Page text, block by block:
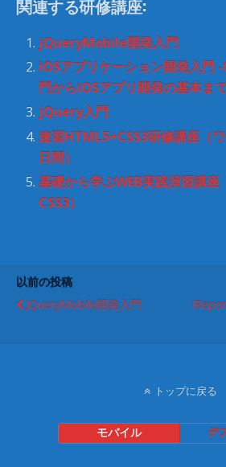
い
ウ
ン
ド
ウ
で
開
き
す
)
し
て
だ
さ
い
(
新
し
ウ
ィ
ン
ド
開
き
関連する研修講座:
jQueryMobile開発入門
iOSアプリケーション開発入
門からiOSアプリ開発の基本ま
jQuery入門
速習HTML5+CSS3研修講座（
日間）
基礎から学ぶWEB実践演習講座
CSS3）
以前の投稿
JQueryMobile開発入門
トップに戻る
モバイル デ